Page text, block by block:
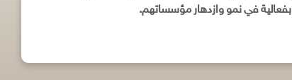
بفعالية في نمو وازدهار مؤسساتهم.